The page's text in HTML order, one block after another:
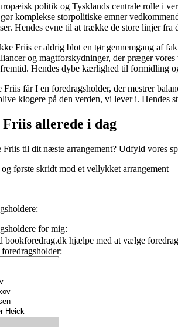
politik og Tysklands centrale rolle i
komplekse storpolitiske emner
Hendes evne til at trække de store linjer
Friis er aldrig blot en tør gennemgang af
og magtforskydninger, der præger
Hendes dybe kærlighed til formidling
får I en foredragsholder, der mestrer
klogere på den verden, vi lever i. Hendes
allerede i dag
til dit næste arrangement? Udfyld vores
første skridt mod et vellykket arrangement
for mig:
bookforedrag.dk hjælpe med at vælge